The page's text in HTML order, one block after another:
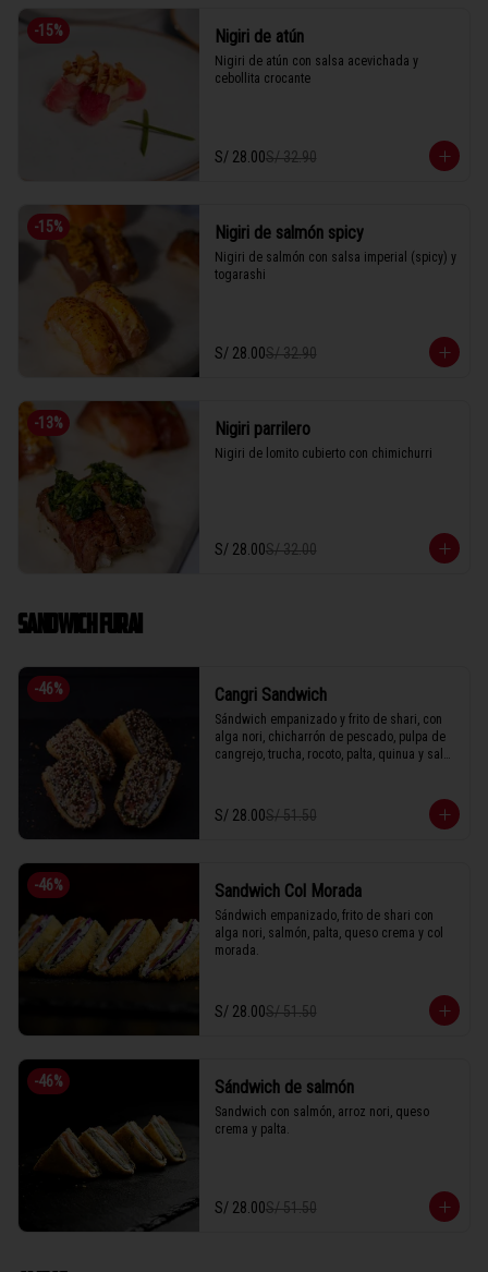
-15% Nigiri de atún
Nigiri de atún con salsa acevichada y
cebollita crocante
S/ 28.00S/ 32.90
-15% Nigiri de salmón spicy
Nigiri de salmón con salsa imperial (spicy) y
togarashi
S/ 28.00S/ 32.90
-13% Nigiri parrilero
Nigiri de lomito cubierto con chimichurri
S/ 28.00S/ 32.00
SANDWICH FURAI
-46% Cangri Sandwich
Sándwich empanizado y frito de shari, con
alga nori, chicharrón de pescado, pulpa de
cangrejo, trucha, rocoto, palta, quinua y salsa
S/ 28.00S/ 51.50
-46% Sandwich Col Morada
Sándwich empanizado, frito de shari con
alga nori, salmón, palta, queso crema y col
morada.
S/ 28.00S/ 51.50
-46% Sándwich de salmón
Sandwich con salmón, arroz nori, queso
crema y palta.
S/ 28.00S/ 51.50